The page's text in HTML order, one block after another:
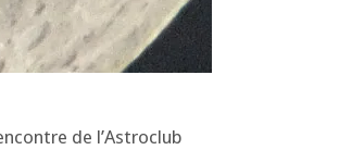
de l’As­tro­club